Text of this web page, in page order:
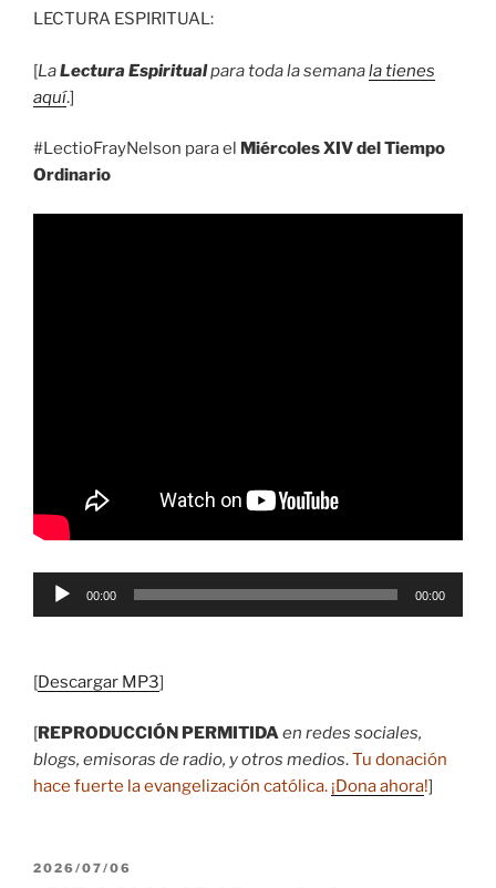
LECTURA ESPIRITUAL:
[LaLectura Espiritualpara toda la semanala tienes
aquí.]
#LectioFrayNelson para el Miércoles XIV del Tiempo
Ordinario
Reproductor
00:00 00:00
[Descargar MP3]
[REPRODUCCIÓN PERMITIDAen redes sociales,
blogs, emisoras de radio, y otros medios.Tu donación
hace fuerte la evangelización católica. ¡Dona ahora!]
PUBLICADO
2026/07/06